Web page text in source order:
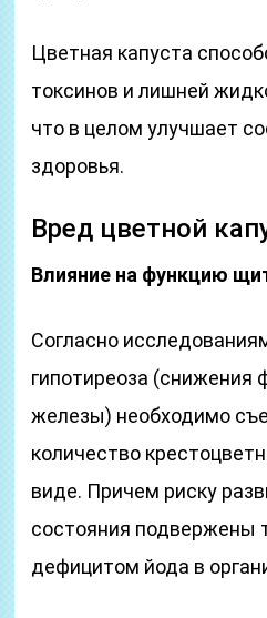
Цветная капуста
токсинов и лишней
что в целом улучшает
здоровья.
Вред цветной
Влияние на функцию
Согласно
гипотиреоза (снижения
железы) необходимо
количество
виде. Причем риску
состояния подвержены
дефицитом йода в